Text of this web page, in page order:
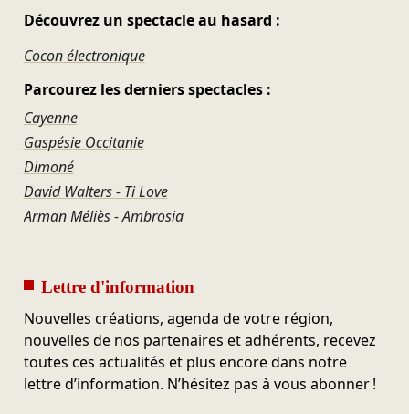
Découvrez un spectacle au hasard :
Cocon électronique
Parcourez les derniers spectacles :
Cayenne
Gaspésie Occitanie
Dimoné
David Walters - Ti Love
Arman Méliès - Ambrosia
Lettre d'information
Nouvelles créations, agenda de votre région,
nouvelles de nos partenaires et adhérents, recevez
toutes ces actualités et plus encore dans notre
lettre d’information. N’hésitez pas à vous abonner !